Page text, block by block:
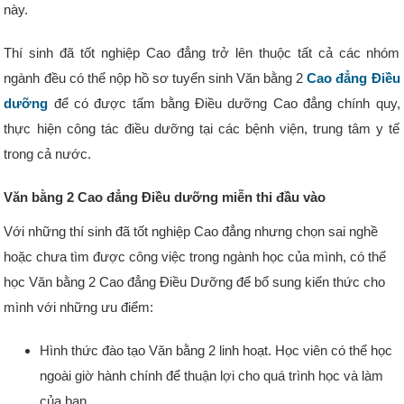
này.
Thí sinh đã tốt nghiệp Cao đẳng trở lên thuộc tất cả các nhóm
ngành đều có thể nộp hồ sơ tuyển sinh Văn bằng 2Cao đẳng Điều
dưỡng để có được tấm bằng Điều dưỡng Cao đẳng chính quy,
thực hiện công tác điều dưỡng tại các bệnh viện, trung tâm y tế
trong cả nước.
Văn bằng 2 Cao đẳng Điều dưỡng miễn thi đầu vào
Với những thí sinh đã tốt nghiệp Cao đẳng nhưng chọn sai nghề
hoặc chưa tìm được công việc trong ngành học của mình, có thể
học Văn bằng 2 Cao đẳng Điều Dưỡng để bổ sung kiến thức cho
mình với những ưu điểm:
Hình thức đào tạo Văn bằng 2 linh hoạt. Học viên có thể học
ngoài giờ hành chính để thuận lợi cho quá trình học và làm
của bạn.